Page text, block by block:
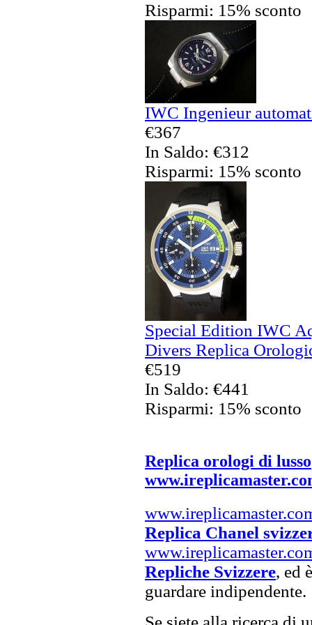
Risparmi: 15% sconto
IWC Ingenieur
€367
In Saldo: €312
Risparmi: 15% sconto
Special Edition IWC
Divers Replica
€519
In Saldo: €441
Risparmi: 15% sconto
Replica orologi di lusso
Replica Chanel
Repliche Svizzere, ed
guardare indipendente.